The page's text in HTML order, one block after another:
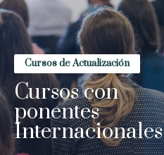
Cursos de Actualización
Cursos con
ponentes
Internacionales